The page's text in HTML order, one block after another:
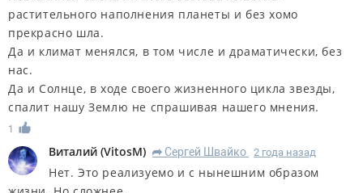
растительного наполнения планеты и без хомо
прекрасно шла.
Да и климат менялся, в том числе и драматически, без
нас.
Да и Солнце, в ходе своего жизненного цикла звезды,
спалит нашу Землю не спрашивая нашего мнения.
1
Виталий (VitosM) R Сергей Швайко 2 года назад
Нет. Это реализуемо и с нынешним образом